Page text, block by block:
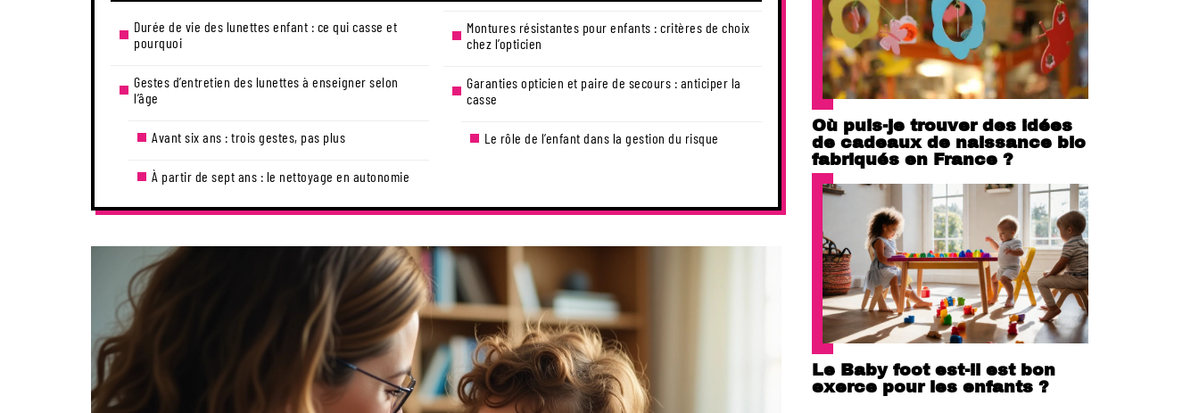
Durée de vie des lunettes enfant : ce qui casse et
pourquoi
Gestes d’entretien des lunettes à enseigner selon
l’âge
Avant six ans : trois gestes, pas plus
À partir de sept ans : le nettoyage en autonomie
Montures résistantes pour enfants : critères de choix
chez l’opticien
Garanties opticien et paire de secours : anticiper la
casse
Le rôle de l’enfant dans la gestion du risque
Où puis-je trouver des idées
de cadeaux de naissance bio
fabriqués en France ?
Le Baby foot est-il est bon
exerce pour les enfants ?